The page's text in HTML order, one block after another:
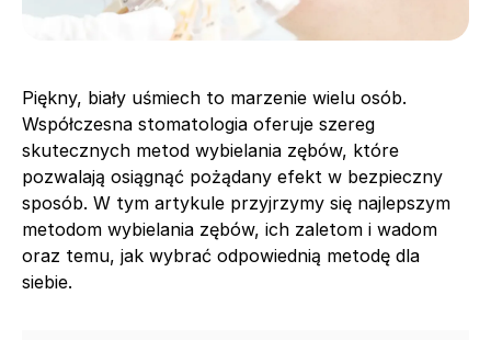
Piękny, biały uśmiech to marzenie wielu osób.
Współczesna stomatologia oferuje szereg
skutecznych metod wybielania zębów, które
pozwalają osiągnąć pożądany efekt w bezpieczny
sposób. W tym artykule przyjrzymy się najlepszym
metodom wybielania zębów, ich zaletom i wadom
oraz temu, jak wybrać odpowiednią metodę dla
siebie.